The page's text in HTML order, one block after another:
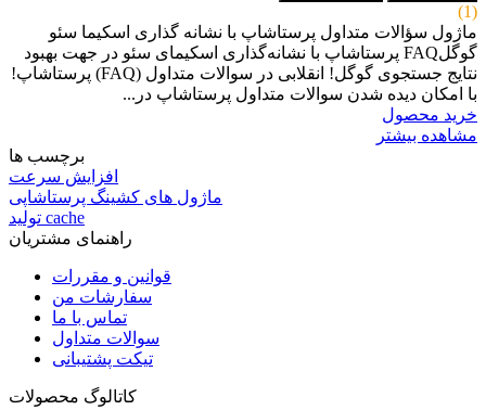
(1)
ماژول سؤالات متداول پرستاشاپ با نشانه گذاری اسکیما سئو
گوگلFAQ پرستاشاپ با نشانه‌گذاری اسکیمای سئو در جهت بهبود
نتایج جستجوی گوگل! انقلابی در سوالات متداول (FAQ) پرستاشاپ!
با امکان دیده شدن سوالات متداول پرستاشاپ در...
خرید محصول
مشاهده بیشتر
برچسب ها
افزایش سرعت
ماژول های کشینگ پرستاشاپی
تولید cache
راهنمای مشتریان
قوانین و مقررات
سفارشات من
تماس با ما
سوالات متداول
تیکت پشتیبانی
کاتالوگ محصولات